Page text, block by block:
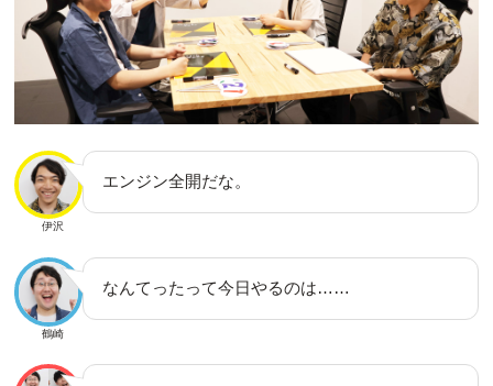
伊沢
エンジン全開だな。
鶴崎
なんてったって今日やるのは……